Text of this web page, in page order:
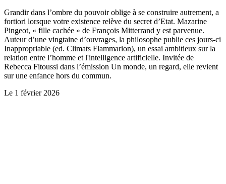
Grandir dans l’ombre du pouvoir oblige à se construire autrement, a
fortiori lorsque votre existence relève du secret d’Etat. Mazarine
Pingeot, « fille cachée » de François Mitterrand y est parvenue.
Auteur d’une vingtaine d’ouvrages, la philosophe publie ces jours-ci
Inappropriable (ed. Climats Flammarion), un essai ambitieux sur la
relation entre l’homme et l'intelligence artificielle. Invitée de
Rebecca Fitoussi dans l’émission Un monde, un regard, elle revient
sur une enfance hors du commun.
Le 1 février 2026